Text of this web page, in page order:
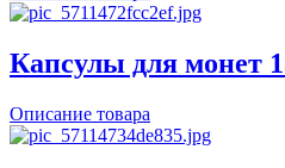
Капсулы для монет
Описание товара